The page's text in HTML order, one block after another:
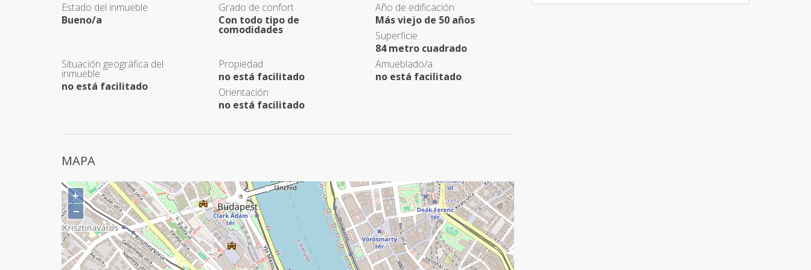
Estado del inmueble
Bueno/a
Grado de confort
Con todo tipo de
comodidades
Año de edificación
Más viejo de 50 años
Superficie
84 metro cuadrado
Situación geográfica del
inmueble
no está facilitado
Propiedad
no está facilitado
Amueblado/a
no está facilitado
Orientación
no está facilitado
MAPA
+
−